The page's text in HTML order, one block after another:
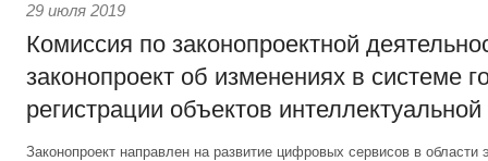
29 июля 2019
Комиссия по законопроектной
законопроект об изменениях в системе
регистрации объектов
Законопроект направлен на развитие цифровых сервисов в области